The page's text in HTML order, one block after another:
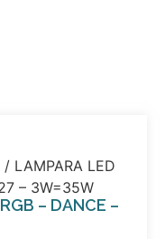
/ LAMPARA LED
– 3W=35W
– DANCE –